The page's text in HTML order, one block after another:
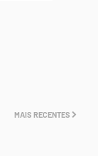
MAIS RECENTES